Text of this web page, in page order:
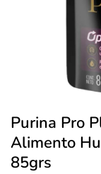
Purina Pro
Alimento
85grs